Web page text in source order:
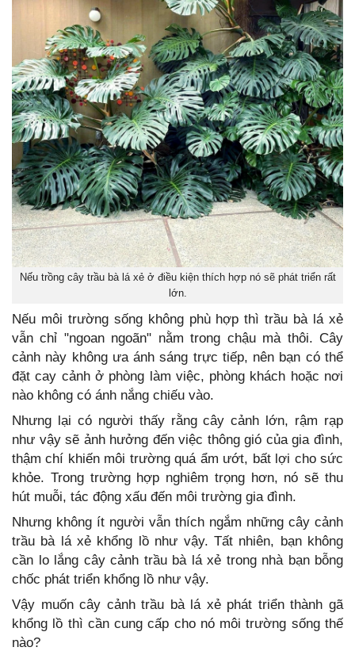
Nếu trồng cây trầu bà lá xẻ ở điều kiện thích hợp nó sẽ phát triển rất
lớn.
Nếu môi trường sống không phù hợp thì trầu bà lá xẻ
vẫn chỉ "ngoan ngoãn" nằm trong chậu mà thôi. Cây
cảnh này không ưa ánh sáng trực tiếp, nên bạn có thể
đặt cay cảnh ở phòng làm việc, phòng khách hoặc nơi
nào không có ánh nắng chiếu vào.
Nhưng lại có người thấy rằng cây cảnh lớn, rậm rạp
như vậy sẽ ảnh hưởng đến việc thông gió của gia đình,
thậm chí khiến môi trường quá ẩm ướt, bất lợi cho sức
khỏe. Trong trường hợp nghiêm trọng hơn, nó sẽ thu
hút muỗi, tác động xấu đến môi trường gia đình.
Nhưng không ít người vẫn thích ngắm những cây cảnh
trầu bà lá xẻ khổng lồ như vậy. Tất nhiên, bạn không
cần lo lắng cây cảnh trầu bà lá xẻ trong nhà bạn bỗng
chốc phát triển khổng lồ như vậy.
Vậy muốn cây cảnh trầu bà lá xẻ phát triển thành gã
khổng lồ thì cần cung cấp cho nó môi trường sống thế
nào?